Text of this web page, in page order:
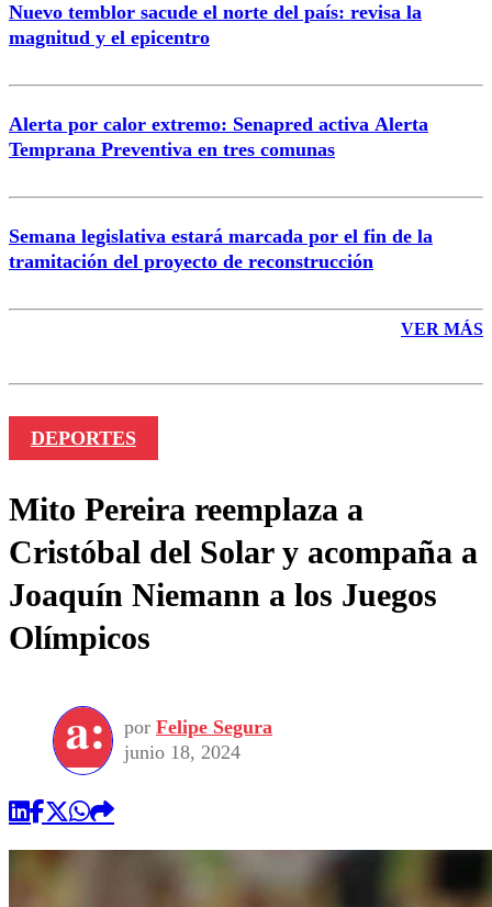
Nuevo temblor sacude el norte del país: revisa la
magnitud y el epicentro
Alerta por calor extremo: Senapred activa Alerta
Temprana Preventiva en tres comunas
Semana legislativa estará marcada por el fin de la
tramitación del proyecto de reconstrucción
VER MÁS
DEPORTES
Mito Pereira reemplaza a
Cristóbal del Solar y acompaña a
Joaquín Niemann a los Juegos
Olímpicos
por Felipe Segura
junio 18, 2024